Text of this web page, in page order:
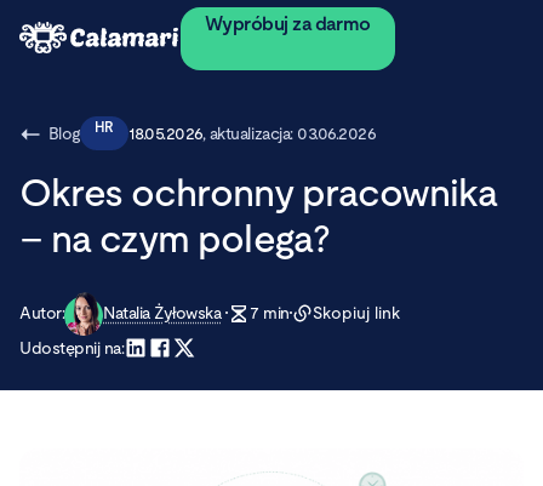
Wypróbuj za darmo
Blog HR 18.05.2026, aktualizacja: 03.06.2026
Okres ochronny pracownika
– na czym polega?
Autor: Natalia Żyłowska 7 min
Skopiuj link
Udostępnij na: